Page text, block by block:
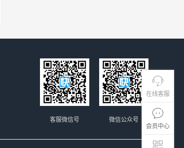
在线客服
会员中心
微信公众号
客服微信号